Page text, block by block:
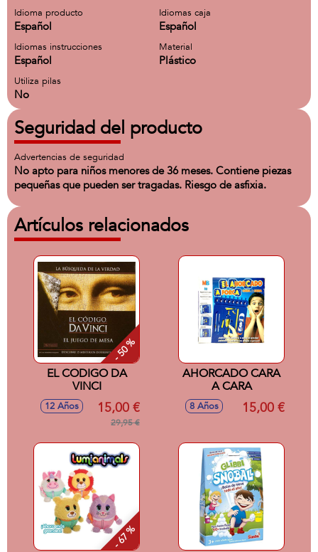
Idioma producto
Español
Idiomas caja
Español
Idiomas instrucciones
Español
Material
Plástico
Utiliza pilas
No
Seguridad del producto
Advertencias de seguridad
No apto para niños menores de 36 meses. Contiene piezas
pequeñas que pueden ser tragadas. Riesgo de asfixia.
Artículos relacionados
- 50 %
EL CODIGO DA
VINCI
12 Años 15,00 €
29,95 €
AHORCADO CARA
A CARA
8 Años 15,00 €
- 67 %